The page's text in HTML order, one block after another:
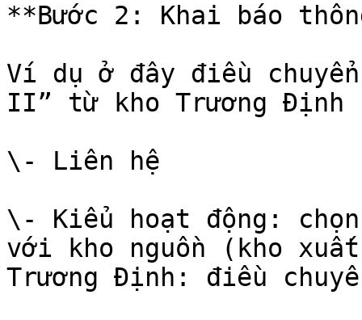
**Bước 2: Khai báo
Ví dụ ở đây điều chuyển
II” từ kho Trương Định
\- Liên hệ
\- Kiểu hoạt động:
với kho nguồn (kho
Trương Định: điều